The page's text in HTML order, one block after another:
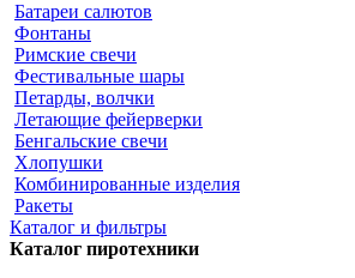
Батареи салютов
Фонтаны
Римские свечи
Фестивальные шары
Петарды, волчки
Летающие фейерверки
Бенгальские свечи
Хлопушки
Комбинированные изделия
Ракеты
Каталог и фильтры
Каталог пиротехники